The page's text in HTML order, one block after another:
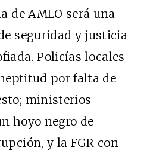
de AMLO será una
seguridad y justicia
Policías locales
por falta de
ministerios
hoyo negro de
y la FGR con